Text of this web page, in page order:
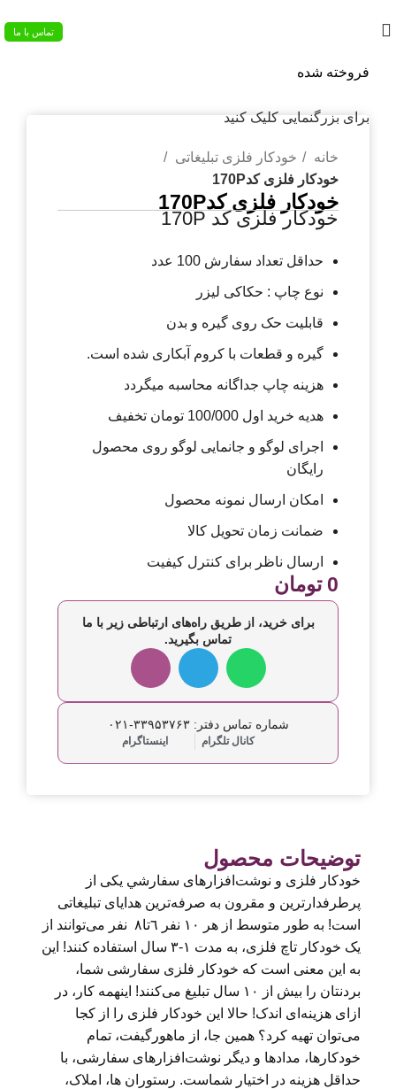
تماس با ما
فروخته شده
برای بزرگنمایی کلیک کنید
خانه
خودکار فلزی تبلیغاتی
خودکار فلزی کد170P
خودکار فلزی کد170P
خودکار فلزی کد 170P
حداقل تعداد سفارش 100 عدد
نوع چاپ : حکاکی لیزر
قابلیت حک روی گیره و بدن
گیره و قطعات با کروم آبکاری شده است.
هزینه چاپ جداگانه محاسبه میگردد
هدیه خرید اول 100/000 تومان تخفیف
اجرای لوگو و جانمایی لوگو روی محصول
رایگان
امکان ارسال نمونه محصول
ضمانت زمان تحویل کالا
ارسال ناظر برای کنترل کیفیت
0 تومان
برای خرید، از طریق راه‌های ارتباطی زیر با ما
تماس بگیرید.
شماره تماس دفتر: ۳۳۹۵۳۷۶۳-۰۲۱
کانال تلگرام اینستاگرام
توضیحات محصول
خودکار فلزی و نوشت‌افزارهای سفارشي یکی از
پرطرفدارترین و مقرون‌ به‌ صرفه‌ترین هدایای تبلیغاتی
است! به طور متوسط از هر ١٠ نفر ٦تا٨ نفر می‌توانند از
یک خودکار تاچ فلزی، به مدت ۱-۳ سال استفاده کنند! این
به این معنی است که خودکار فلزی سفارشی شما،
بردنتان را بیش از ۱۰ سال تبلیغ می‌کنند! اینهمه کار، در
ازای هزینه‌ای اندک! حالا این خودکار فلزی را از کجا
می‌توان تهیه کرد؟ همین جا، از ماهورگیفت، تمام
خودکارها، مدادها و دیگر نوشت‌افزارهای سفارشی، با
حداقل هزینه در اختیار شماست. رستوران ها، املاک،